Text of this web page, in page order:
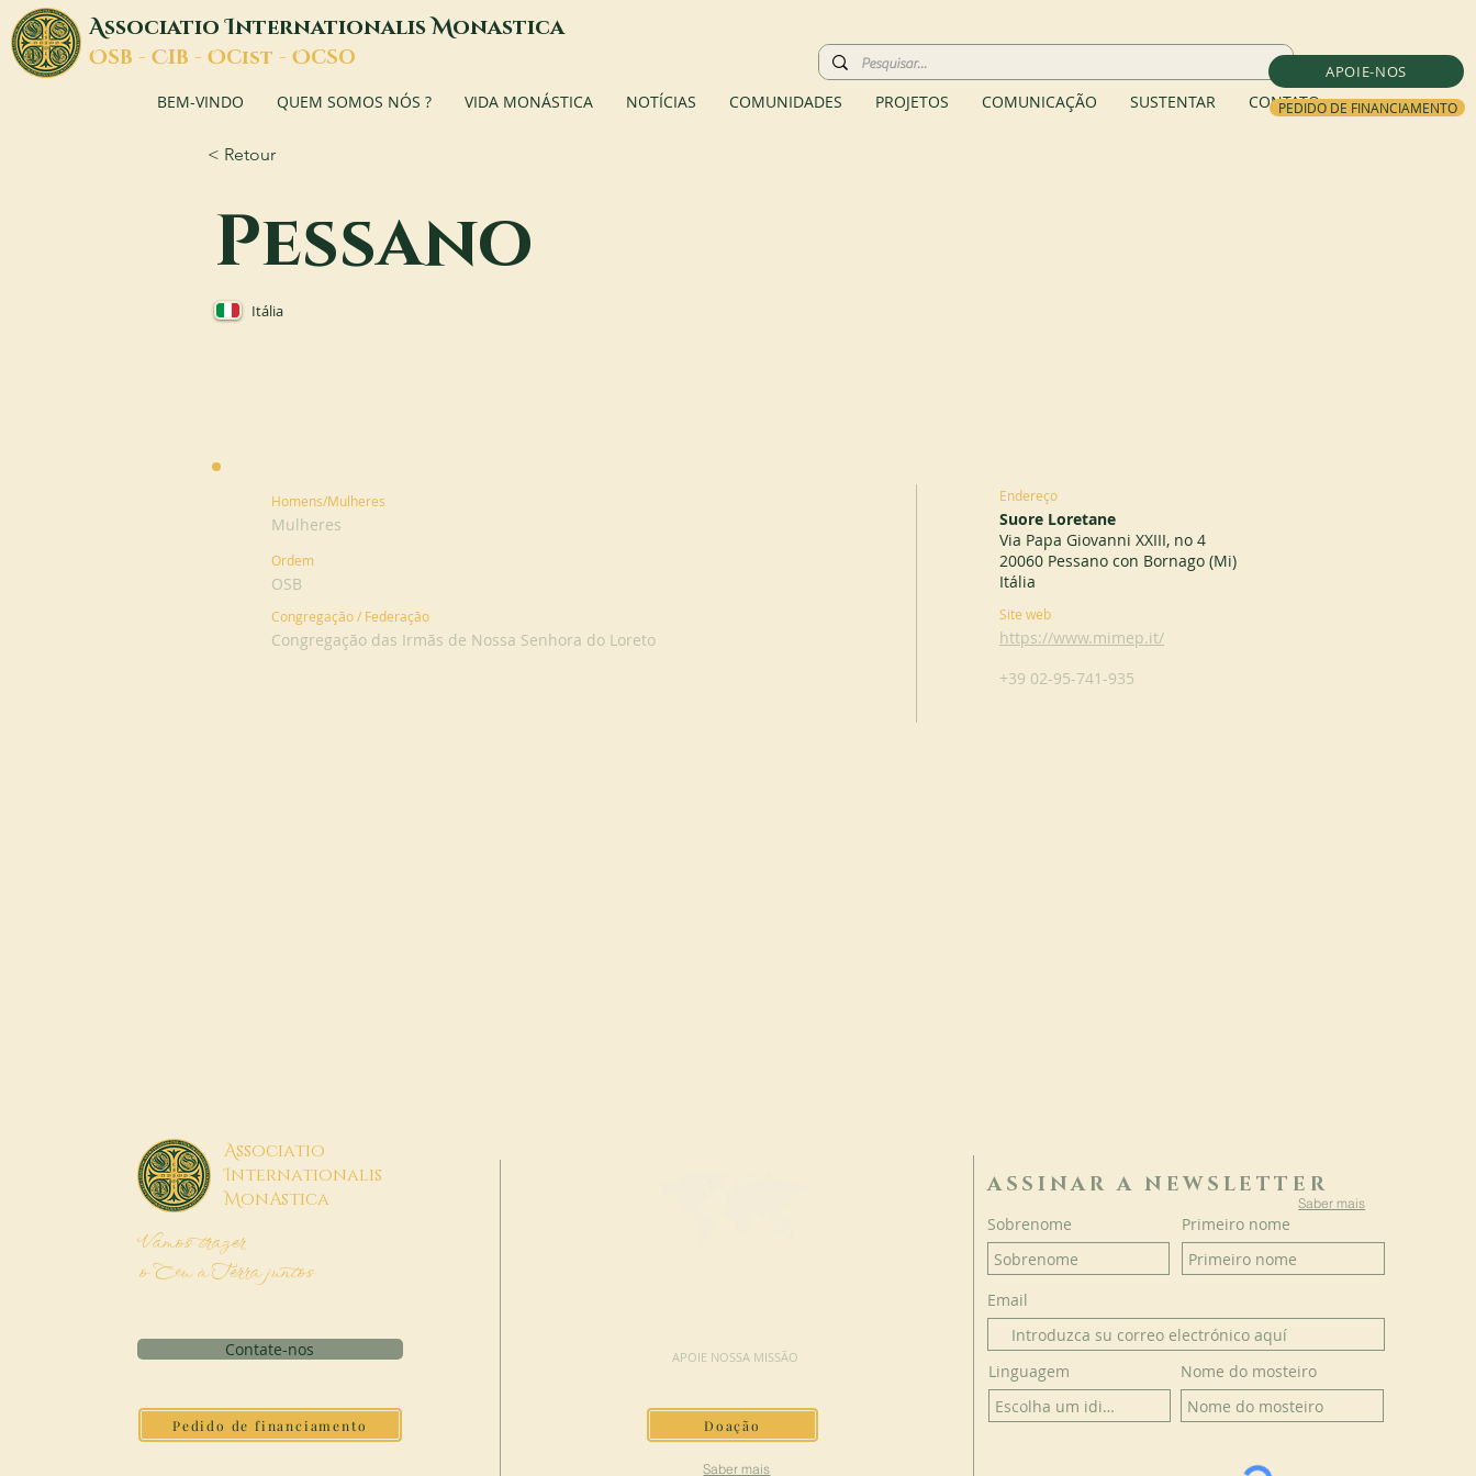
APOIE-NOS
PEDIDO DE FINANCIAMENTO
AssociatioInternationalisMonastica
OSB - CIB - OCist - OCSO
BEM-VINDO QUEM SOMOS NÓS ? VIDA MONÁSTICA NOTÍCIAS COMUNIDADES PROJETOS COMUNICAÇÃO SUSTENTAR CONTATO
< Retour
Pessano
Itália
Homens/Mulheres
Mulheres
Ordem
OSB
Congregação / Federação
Congregação das Irmãs de Nossa Senhora do Loreto
Endereço
Suore Loretane
Via Papa Giovanni XXIII, no 4
20060 Pessano con Bornago (Mi)
Itália
Site web
https://www.mimep.it/
+39 02-95-741-935
Associatio
Internationalis
MonAstica
Vamos trazer
o Céu à Terra juntos
Contate-nos
Pedido de financiamento
APOIE NOSSA MISSÃO
Doação
Saber mais
ASSINAR A NEWSLETTER
Saber mais
Sobrenome Primeiro nome
Email
Linguagem Nome do mosteiro